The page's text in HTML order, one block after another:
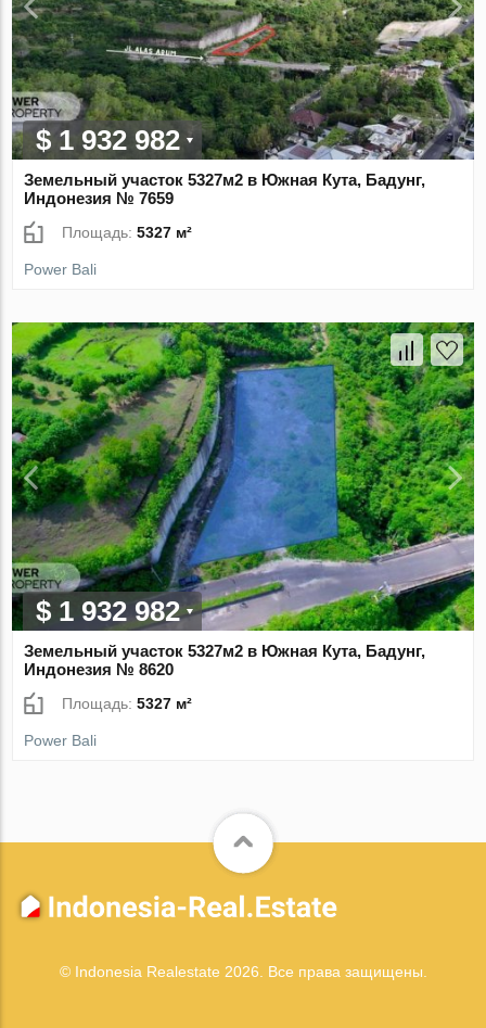
$ 1 932 982
Земельный участок 5327м2 в Южная Кута, Бадунг,
Индонезия № 7659
Площадь:5327 м²
Power Bali
$ 1 932 982
Земельный участок 5327м2 в Южная Кута, Бадунг,
Индонезия № 8620
Площадь:5327 м²
Power Bali
© Indonesia Realestate 2026. Все права защищены.